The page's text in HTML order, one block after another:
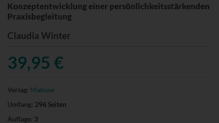
Konzeptentwicklung einer persönlichkeitsstärkenden
Praxisbegleitung
Claudia Winter
39,95 €
Verlag: Mabuse
Umfang: 296 Seiten
Auflage: 3